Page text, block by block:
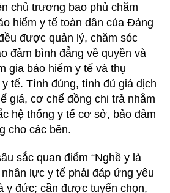
chủ trương bao phủ chăm
hiểm y tế toàn dân của Đảng
được quản lý, chăm sóc
đảm bình đẳng về quyền và
gia bảo hiểm y tế và thụ
tế. Tính đúng, tính đủ giá dịch
giá, cơ chế đồng chi trả nhằm
hệ thống y tế cơ sở, bảo đảm
cho các bên.
sắc quan điểm “Nghề y là
lực y tế phải đáp ứng yêu
y đức; cần được tuyển chọn,